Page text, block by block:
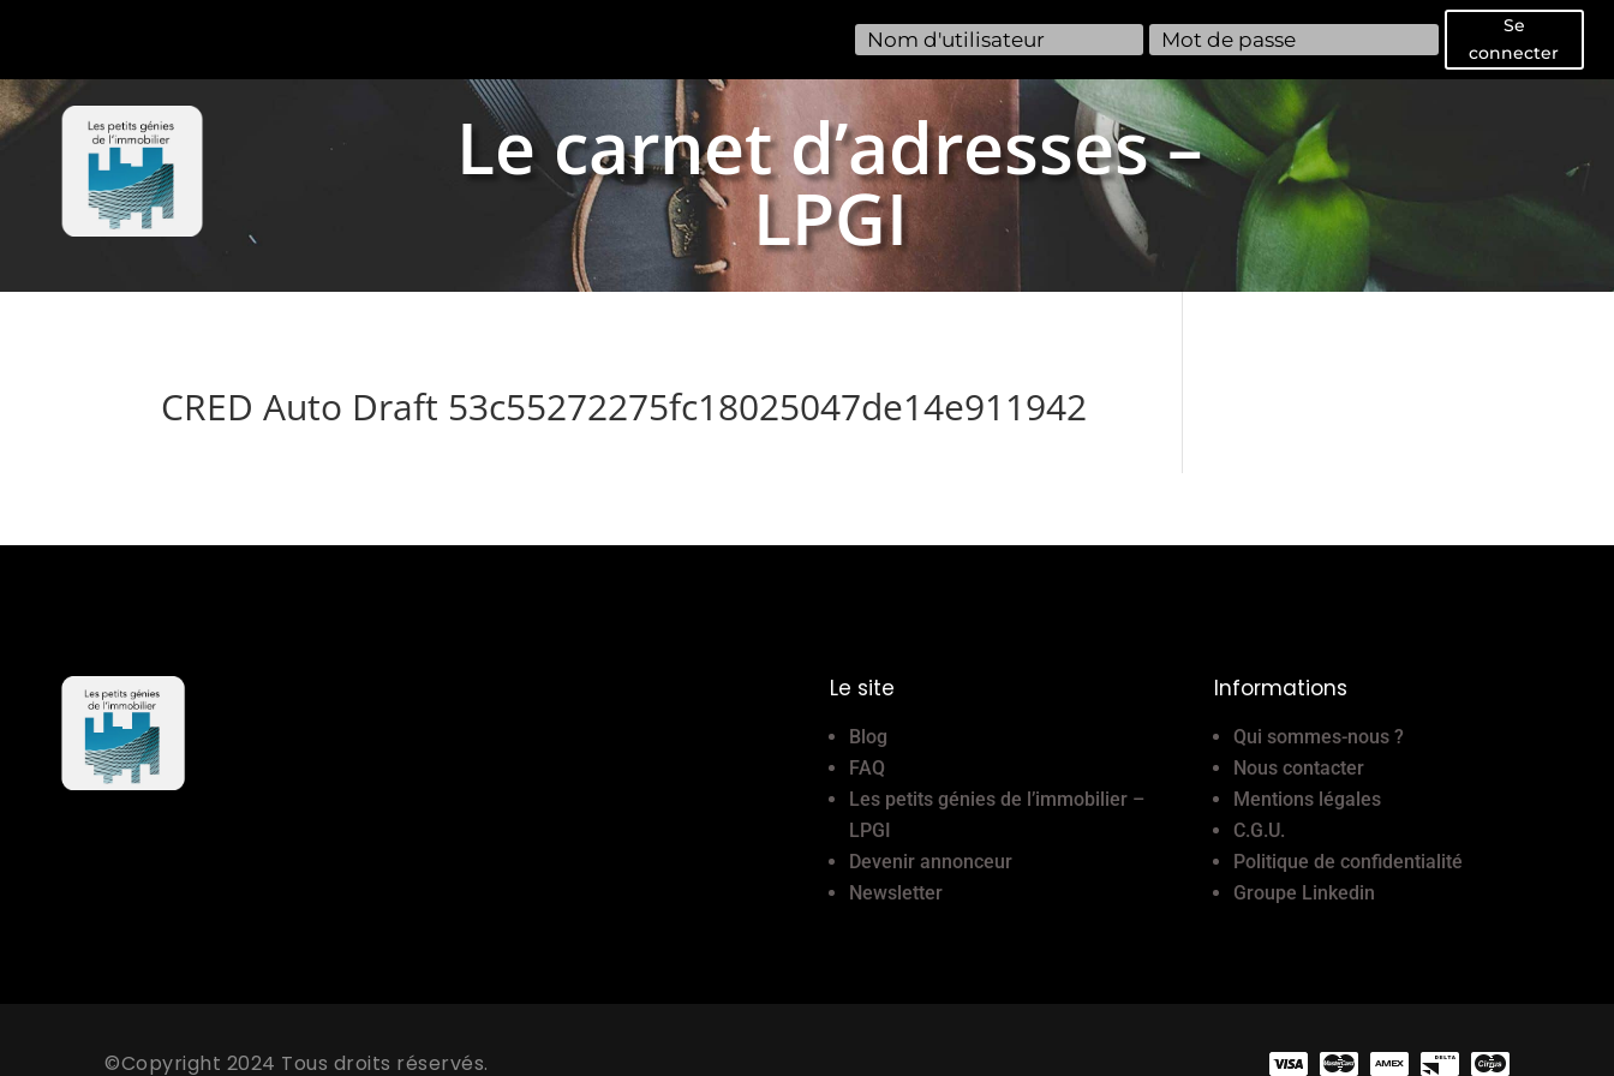
Se
connecter
Le carnet d’adresses –
LPGI
CRED Auto Draft 53c55272275fc18025047de14e911942
Le site
Blog
FAQ
Les petits génies de l’immobilier –
LPGI
Devenir annonceur
Newsletter
Informations
Qui sommes-nous ?
Nous contacter
Mentions légales
C.G.U.
Politique de confidentialité
Groupe Linkedin
©Copyright 2024 Tous droits réservés.